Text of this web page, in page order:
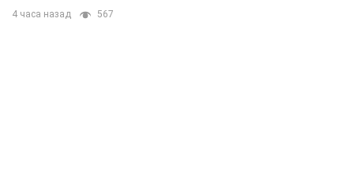
4 часа назад 567